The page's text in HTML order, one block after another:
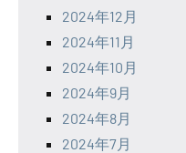
2024年12月
2024年11月
2024年10月
2024年9月
2024年8月
2024年7月